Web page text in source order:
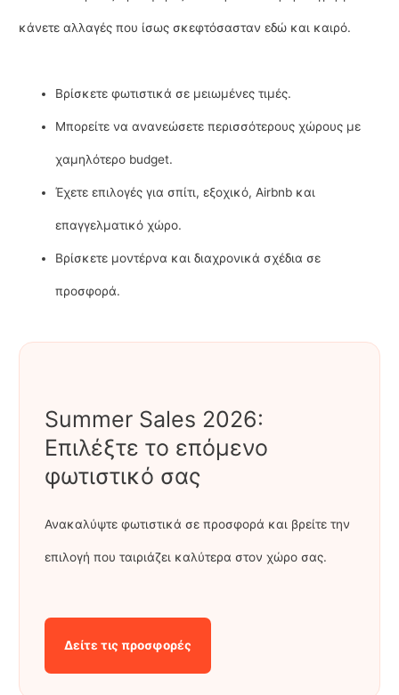
κάνετε αλλαγές που ίσως σκεφτόσασταν εδώ και καιρό.
Βρίσκετε φωτιστικά σε μειωμένες τιμές.
Μπορείτε να ανανεώσετε περισσότερους χώρους με
χαμηλότερο budget.
Έχετε επιλογές για σπίτι, εξοχικό, Airbnb και
επαγγελματικό χώρο.
Βρίσκετε μοντέρνα και διαχρονικά σχέδια σε
προσφορά.
Summer Sales 2026:
Επιλέξτε το επόμενο
φωτιστικό σας
Ανακαλύψτε φωτιστικά σε προσφορά και βρείτε την
επιλογή που ταιριάζει καλύτερα στον χώρο σας.
Δείτε τις προσφορές